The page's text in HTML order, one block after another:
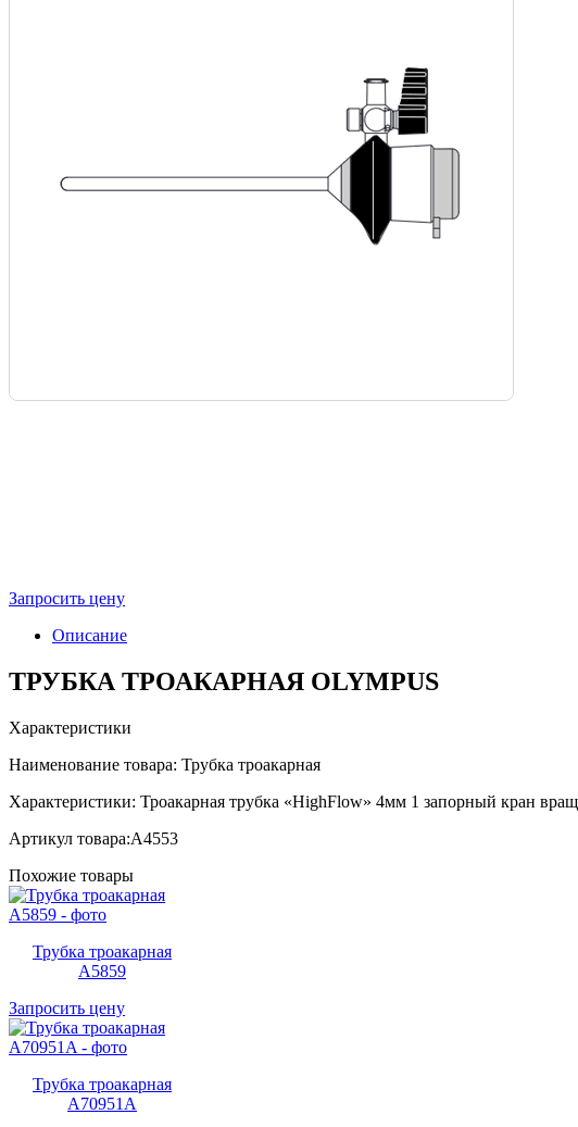
Запросить цену
Описание
ТРУБКА ТРОАКАРНАЯ OLYMPUS
Характеристики
Наименование товара: Трубка троакарная
Характеристики: Троакарная трубка «HighFlow» 4мм 1 запорный кран
Артикул товара:A4553
Похожие товары
Трубка троакарная
A5859
Запросить цену
Трубка троакарная
A70951A